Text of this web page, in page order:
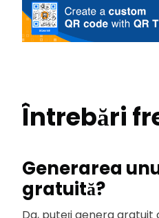
Întrebări
Generarea
gratuită?
Da, puteți genera gratuit